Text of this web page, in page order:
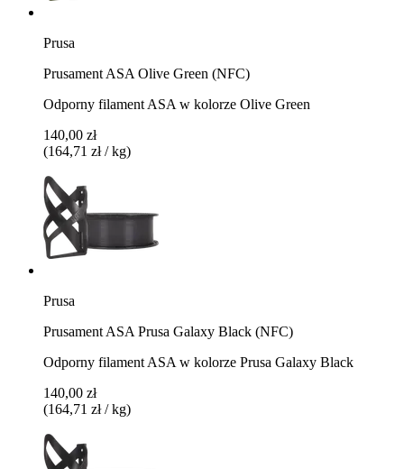
Prusa
Prusament ASA Olive Green (NFC)
Odporny filament ASA w kolorze Olive Green
140,00 zł
(164,71 zł / kg)
Prusa
Prusament ASA Prusa Galaxy Black (NFC)
Odporny filament ASA w kolorze Prusa Galaxy Black
140,00 zł
(164,71 zł / kg)